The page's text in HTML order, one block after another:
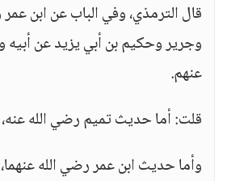
قال الترمذي، وفي الباب عن ابن
وجرير وحكيم بن أبي يزيد عن أبيه
عنهم.
قلت: أما حديث تميم رضي الله
وأما حديث ابن عمر رضي الله